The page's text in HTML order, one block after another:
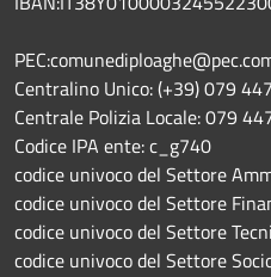
Centralino Unico: (+39) 079
Centrale Polizia Locale: 079
Codice IPA ente: c_g740
codice univoco del Settore
codice univoco del Settore
codice univoco del Settore
codice univoco del Settore